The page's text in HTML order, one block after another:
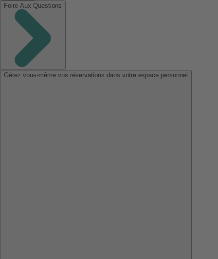
Foire Aux Questions
Gérez vous-même vos réservations dans votre espace personnel